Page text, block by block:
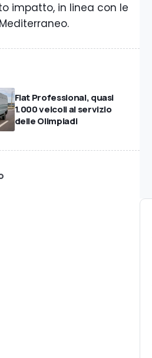
impatto, in linea con le
Fiat Professional, quasi
1.000 veicoli al servizio
delle Olimpiadi